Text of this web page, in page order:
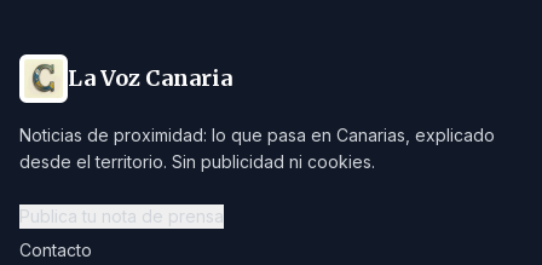
La Voz Canaria
Noticias de proximidad: lo que pasa en Canarias, explicado
desde el territorio. Sin publicidad ni cookies.
Publica tu nota de prensa
Contacto